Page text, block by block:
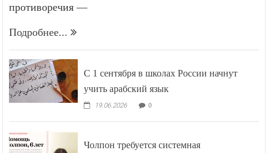
противоречия —
Подробнее...
С 1 сентября в школах России начнут
учить арабский язык
19.06.2026 0
Чолпон требуется системная